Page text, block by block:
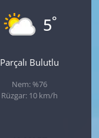
5°
Parçalı Bulutlu
Nem: %76
Rüzgar: 10 km/h